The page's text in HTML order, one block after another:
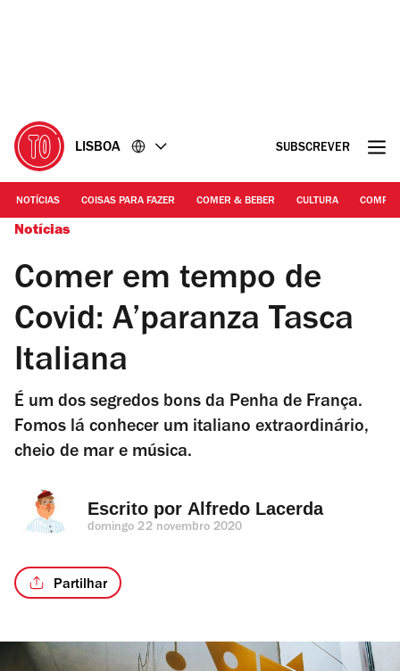
LISBOA SUBSCREVER
NOTÍCIAS COISAS PARA FAZER COMER & BEBER CULTURA
Notícias
Comer em tempo de
Covid: A’paranza Tasca
Italiana
É um dos segredos bons da Penha de França.
Fomos lá conhecer um italiano extraordinário,
cheio de mar e música.
Escrito por Alfredo Lacerda
domingo 22 novembro 2020
Partilhar